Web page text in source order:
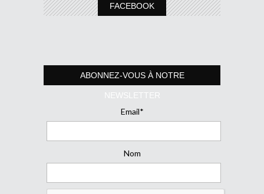
FACEBOOK
ABONNEZ-VOUS À NOTRE
NEWSLETTER
Email*
Nom